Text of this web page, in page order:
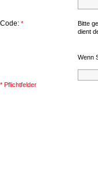
Code: *
Bitte
dient
Wenn
* Pflichtfelder